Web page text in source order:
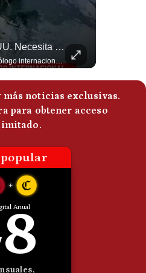
¿Por Qué EE.UU. Necesita Desesperadamente Al Golfo? | Gestión Mundo